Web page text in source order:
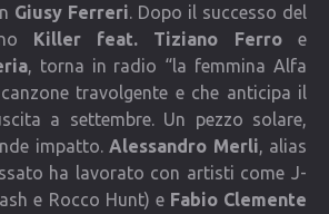
Giusy Ferreri . Dopo il successo del
Killer feat. Tiziano Ferroe
, torna in radio “la femmina Alfa
travolgente e che anticipa il
a settembre. Un pezzo solare,
impatto. Alessandro Merli , alias
ha lavorato con artisti come J-
e Rocco Hunt) e Fabio Clemente